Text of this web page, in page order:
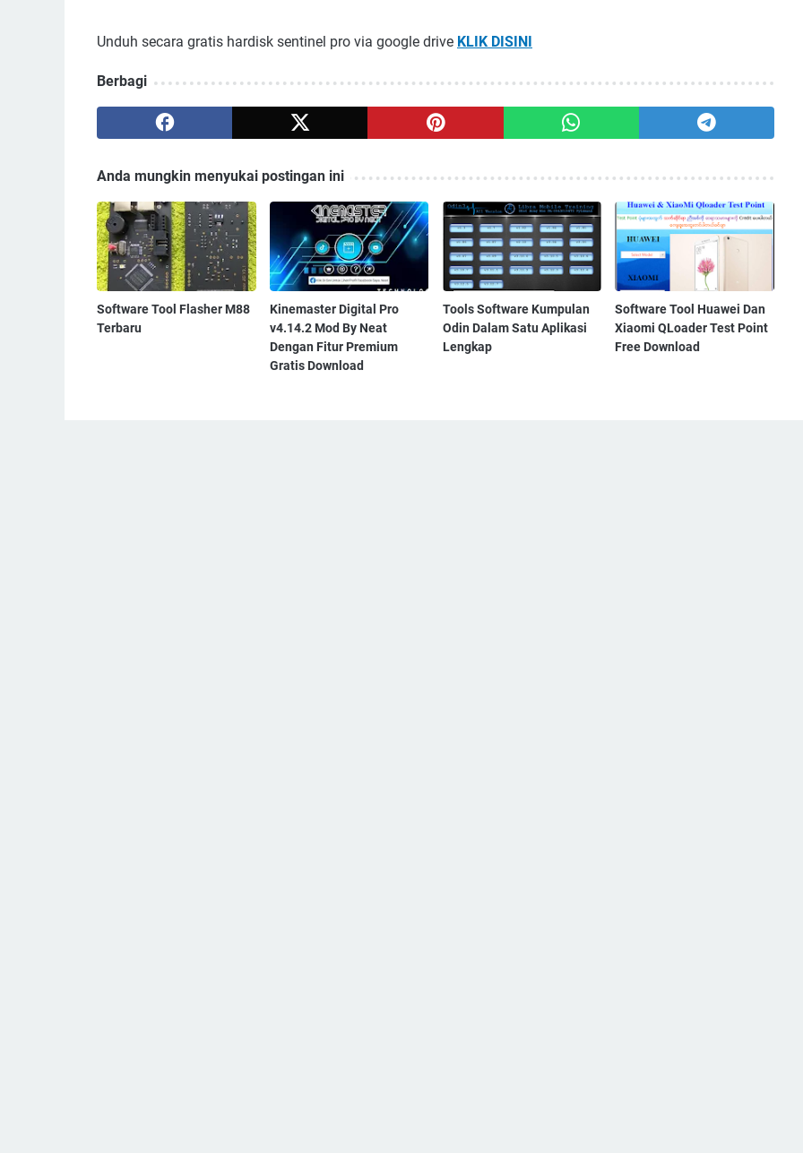
Unduh secara gratis hardisk sentinel pro via google drive KLIK DISINI
Berbagi
Anda mungkin menyukai postingan ini
Software Tool Flasher M88
Terbaru
Kinemaster Digital Pro
v4.14.2 Mod By Neat
Dengan Fitur Premium
Gratis Download
Tools Software Kumpulan
Odin Dalam Satu Aplikasi
Lengkap
Software Tool Huawei Dan
Xiaomi QLoader Test Point
Free Download